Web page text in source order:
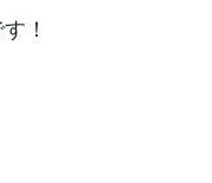
！